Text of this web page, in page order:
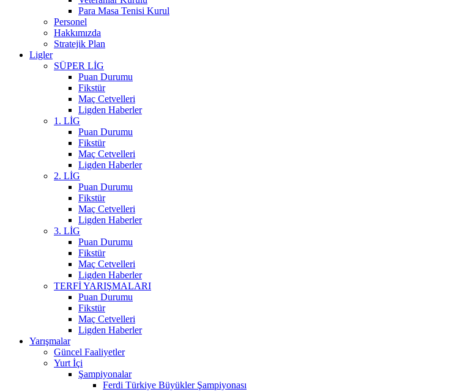
Para Masa Tenisi Kurul
Personel
Hakkımızda
Stratejik Plan
Ligler
SÜPER LİG
Puan Durumu
Fikstür
Maç Cetvelleri
Ligden Haberler
1. LİG
Puan Durumu
Fikstür
Maç Cetvelleri
Ligden Haberler
2. LİG
Puan Durumu
Fikstür
Maç Cetvelleri
Ligden Haberler
3. LİG
Puan Durumu
Fikstür
Maç Cetvelleri
Ligden Haberler
TERFİ YARIŞMALARI
Puan Durumu
Fikstür
Maç Cetvelleri
Ligden Haberler
Yarışmalar
Güncel Faaliyetler
Yurt İçi
Şampiyonalar
Ferdi Türkiye Büyükler Şampiyonası